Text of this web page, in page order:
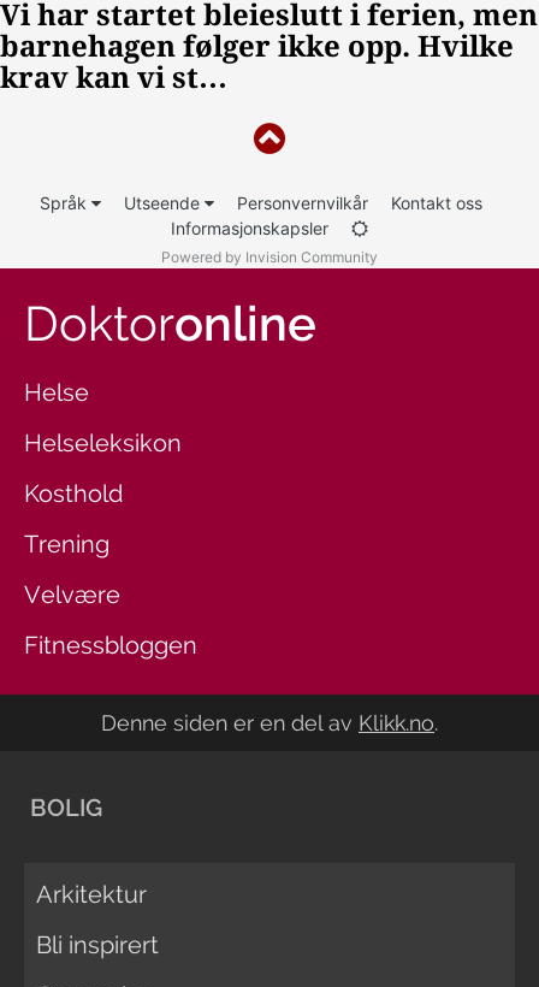
Språk Utseende Personvernvilkår
Kontakt oss
Informasjonskapsler
Powered by Invision Community
Doktoronline
Helse
Helseleksikon
Kosthold
Trening
Velvære
Fitnessbloggen
Denne siden er en del av Klikk.no.
BOLIG
Arkitektur
Bli inspirert